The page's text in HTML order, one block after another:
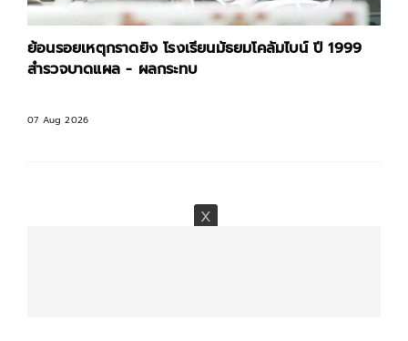
ย้อนรอยเหตุกราดยิง โรงเรียนมัธยมโคลัมไบน์ ปี 1999
สำรวจบาดแผล - ผลกระทบ
07 Aug 2026